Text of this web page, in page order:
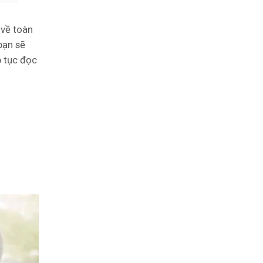
toàn
sẽ
tục đọc